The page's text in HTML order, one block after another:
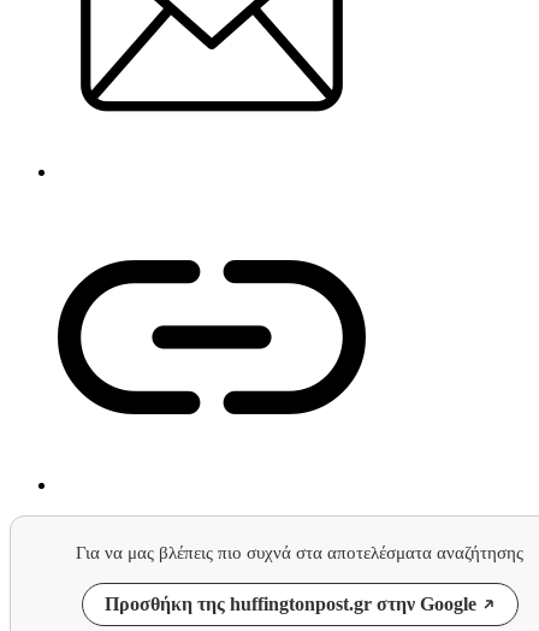
Για να μας βλέπεις πιο συχνά στα αποτελέσματα αναζήτησης
Προσθήκη της huffingtonpost.gr στην Google